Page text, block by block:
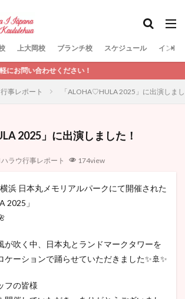
上大岡校 ブランチ校 スケジュール インス
ください！
事レポート 「ALOHA♡HULA 2025」に出演しま
2025」に出演しました！
ハラウ行事レポート 174view
浜 日本丸メモリアルパークにて開催された
2025」
が吹く中、日本丸とランドマークタワーを
ケーションで踊らせていただきました✨🚢✨
フの皆様
検索